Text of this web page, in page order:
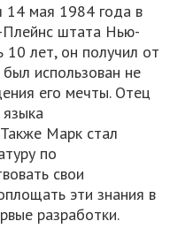
14 мая 1984 года в
Плейнс штата Нью-
10 лет, он получил от
использован не
его мечты. Отец
Марк стал
по
свои
эти знания в
разработки.